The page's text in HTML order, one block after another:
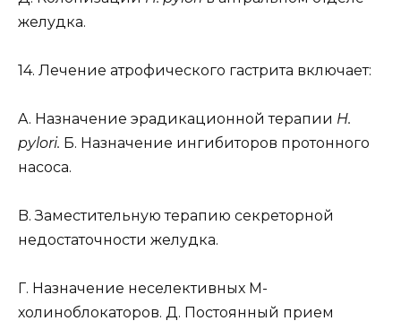
желудка.
14. Лечение атрофического гастрита включает:
A. Назначение эрадикационной терапии H.
pylori. Б. Назначение ингибиторов протонного
насоса.
B. Заместительную терапию секреторной
недостаточности желудка.
Г. Назначение неселективных М-
холиноблокаторов. Д. Постоянный прием